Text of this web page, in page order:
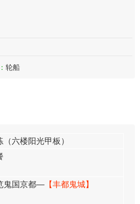
轮船
（六楼阳光甲板）
鬼国京都— 【丰都鬼城】